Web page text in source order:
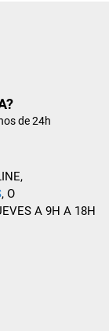
de 24h
, O
A 9H A 18H